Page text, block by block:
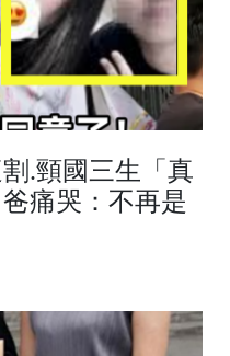
.頸國三生「真
痛哭：不再是